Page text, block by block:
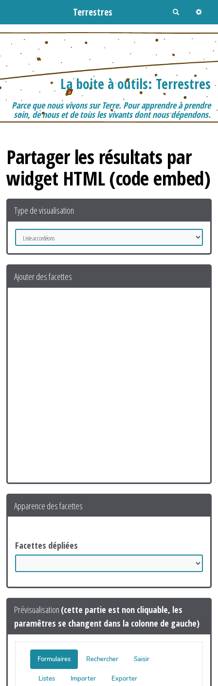
Terrestres
c
h
e
La boite à outils: Terrestres
Parce que nous vivons sur Terre. Pour apprendre à prendre
soin, de nous et de tous les vivants dont nous dépendons.
Partager les résultats par
widget HTML (code embed)
Type de visualisation
Ajouter des facettes
Apparence des facettes
Facettes dépliées
Prévisualisation (cette partie est non cliquable, les
paramêtres se changent dans la colonne de gauche)